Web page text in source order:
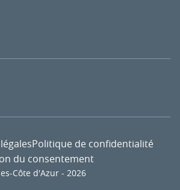
Côte d'Azur - 2026
Politique de confidentialité
du consentement